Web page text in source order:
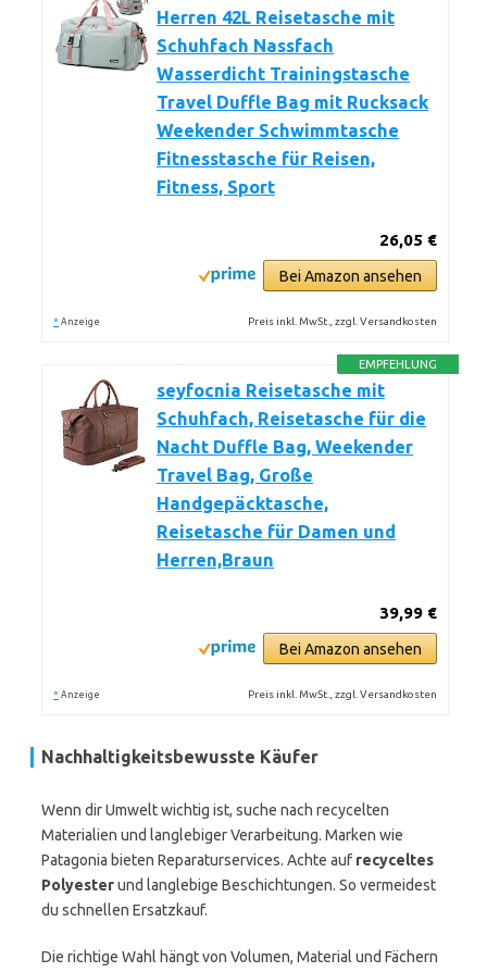
Herren 42L Reisetasche mit
Schuhfach Nassfach
Wasserdicht Trainingstasche
Travel Duffle Bag mit Rucksack
Weekender Schwimmtasche
Fitnesstasche für Reisen,
Fitness, Sport
26,05 €
Bei Amazon ansehen
* Anzeige Preis inkl. MwSt., zzgl. Versandkosten
EMPFEHLUNG
seyfocnia Reisetasche mit
Schuhfach, Reisetasche für die
Nacht Duffle Bag, Weekender
Travel Bag, Große
Handgepäcktasche,
Reisetasche für Damen und
Herren,Braun
39,99 €
Bei Amazon ansehen
* Anzeige Preis inkl. MwSt., zzgl. Versandkosten
Nachhaltigkeitsbewusste Käufer
Wenn dir Umwelt wichtig ist, suche nach recycelten
Materialien und langlebiger Verarbeitung. Marken wie
Patagonia bieten Reparaturservices. Achte auf recyceltes
Polyesterund langlebige Beschichtungen. So vermeidest
du schnellen Ersatzkauf.
Die richtige Wahl hängt von Volumen, Material und Fächern